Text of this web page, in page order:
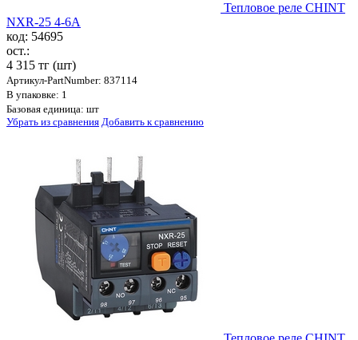
Тепловое реле CHINT
NXR-25 4-6A
код: 54695
ост.:
4 315 тг (шт)
Артикул-PartNumber: 837114
В упаковке: 1
Базовая единица: шт
Убрать из сравнения Добавить к сравнению